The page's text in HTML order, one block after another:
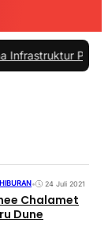
Pengisian
HIBURAN• 24 Juli 2021
Chalamet
Dune